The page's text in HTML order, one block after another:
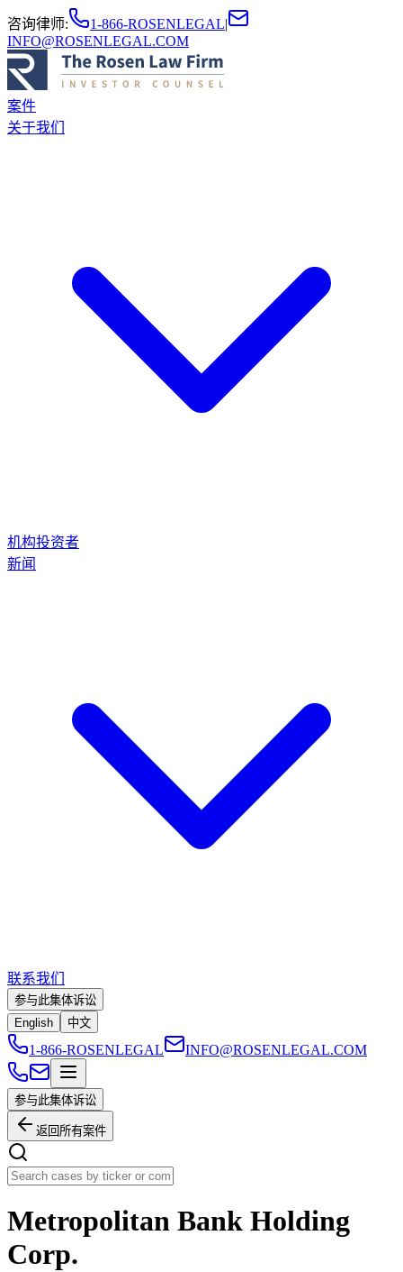
咨询律师: 1-866-ROSENLEGAL|
INFO@ROSENLEGAL.COM
案件
关于我们
机构投资者
新闻
联系我们
参与此集体诉讼
English
中文
1-866-ROSENLEGAL INFO@ROSENLEGAL.COM
参与此集体诉讼
返回所有案件
Metropolitan Bank Holding
Corp.